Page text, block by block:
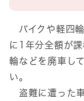
バイクや軽四
に1年分全額が
輪などを廃車し
い。
盗難に遭った